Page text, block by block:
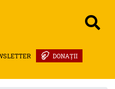
DONAȚII